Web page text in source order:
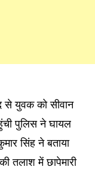
से युवक को सीवान
पुलिस ने घायल
सिंह ने बताया
तलाश में छापेमारी